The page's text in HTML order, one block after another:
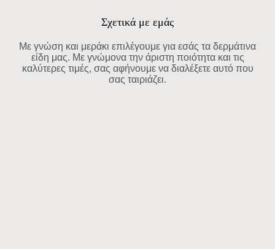
Σχετικά με εμάς
Με γνώση και μεράκι επιλέγουμε για εσάς τα δερμάτινα
είδη μας. Με γνώμονα την άριστη ποιότητα και τις
καλύτερες τιμές, σας αφήνουμε να διαλέξετε αυτό που
σας ταιριάζει.